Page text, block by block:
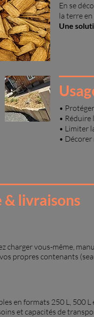
En se
la terre
Une
•
• Réduire
• Limiter
•
& livraisons
charger vous-même,
propres contenants
en formats 250 L, 500 L
et capacités de